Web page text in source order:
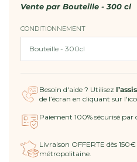
Vin
2025
JEROBOAM
LUMINEUX
-
Ultimate
Provence
Vin
2025
LUMINEUX
-
Provence
Vente par Bouteille - 300 cl
CONDITIONNEMENT
Besoin d'aide ? Utilisez
de l’écran en cliquant sur
Paiement 100% sécurisé par
Livraison OFFERTE dès
métropolitaine.